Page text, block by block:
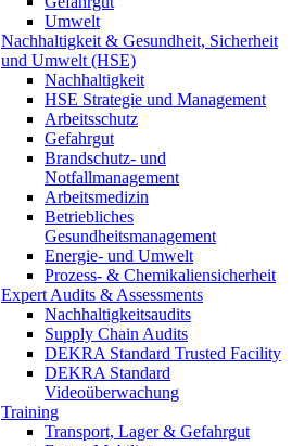
Umwelt
Nachhaltigkeit & Gesundheit, Sicherheit
und Umwelt (HSE)
Nachhaltigkeit
HSE Strategie und Management
Arbeitsschutz
Gefahrgut
Brandschutz- und
Notfallmanagement
Arbeitsmedizin
Betriebliches
Gesundheitsmanagement
Energie- und Umwelt
Prozess- & Chemikaliensicherheit
Expert Audits & Assessments
Nachhaltigkeitsaudits
Supply Chain Audits
DEKRA Standard Trusted Facility
DEKRA Standard
Videoüberwachung
Training
Transport, Lager & Gefahrgut